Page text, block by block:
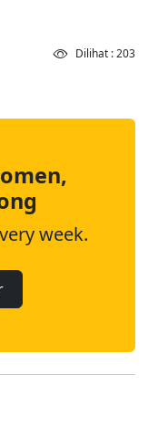
Dilihat : 203
week.